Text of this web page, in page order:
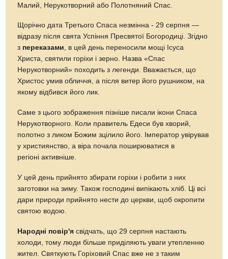
Малий, Нерукотворний або Полотняний Спас.
Щорічно дата Третього Спаса незмінна - 29 серпня —
відразу після свята Успіння Пресвятої Богородиці. Згідно
з переказами, в цей день переносили мощі Ісуса
Христа, святили горіхи і зерно. Назва «Спас
Нерукотворний» походить з легенди. Вважається, що
Христос умив обличчя, а після витер його рушником, на
якому відбився його лик.
Саме з цього зображення пізніше писали ікони Спаса
Нерукотворного. Коли правитель Едеси був хворий,
полотно з ликом Божим зцілило його. Імператор увірував
у християнство, а віра почала поширюватися в
регіоні активніше.
У цей день прийнято збирати горіхи і робити з них
заготовки на зиму. Також господині випікають хліб. Ці всі
дари природи прийнято нести до церкви, щоб окропити
святою водою.
Народні повір'я свідчать, що 29 серпня настають
холоди, тому люди більше приділяють уваги утепленню
жител. Святкують Горіховий Спас вже не з таким